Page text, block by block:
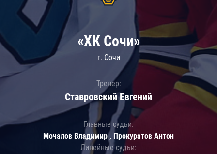
«ХК Сочи»
г. Сочи
Тренер:
Ставровский Евгений
Главные судьи:
Мочалов Владимир , Прокуратов Антон
Линейные судьи: